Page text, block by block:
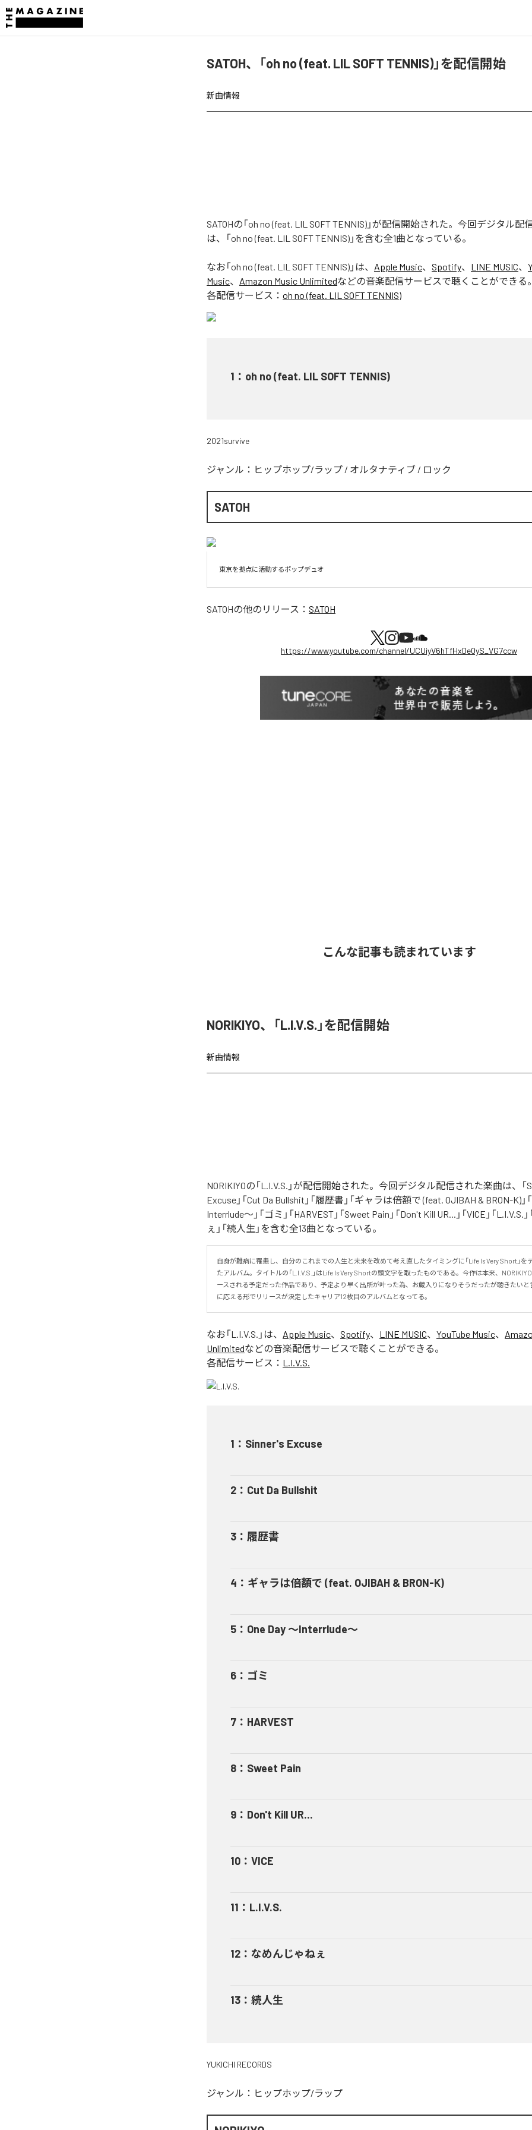
SATOH、「oh no (feat. LIL SOFT TENNIS)」を配信開始
新曲情報
SATOHの「oh no (feat. LIL SOFT TENNIS)」が配信開始された。今回デジタル配
は、「oh no (feat. LIL SOFT TENNIS)」を含む全1曲となっている。
なお「oh no (feat. LIL SOFT TENNIS) 」は、 Apple Music、 Spotify、 LINE MUSIC、
Music、 Amazon Music Unlimitedなどの音楽配信サービスで聴くことができる。
各配信サービス： oh no (feat. LIL SOFT TENNIS)
1 ： oh no (feat. LIL SOFT TENNIS)
2021survive
ジャンル： ヒップホップ/ラップ / オルタナティブ / ロック
SATOH
東京を拠点に活動するポップデュオ
SATOHの他のリリース： SATOH
https://www.youtube.com/channel/UCUiyV6hTfHxDe0yS_VG7ccw
こんな記事も読まれています
NORIKIYO、「L.I.V.S.」を配信開始
新曲情報
NORIKIYOの「L.I.V.S.」が配信開始された。今回デジタル配信された楽曲は、「
Excuse」「Cut Da Bullshit」「履歴書」「ギャラは倍額で (feat. OJIBAH & BRON-K)」
Interrlude～」「ゴミ」「HARVEST」「Sweet Pain」「Don't Kill UR...」「VICE」「L.I.V.S.
ぇ」「続人生」を含む全13曲となっている。
自身が難病に罹患し、自分のこれまでの人生と未来を改めて考え直したタイミングに「Life Is Very Short」を
たアルバム。タイトルの「L.I.V.S.」はLife Is Very Shortの頭文字を取ったものである。今作は本来、
ースされる予定だった作品であり、予定より早く出所が叶った為、お蔵入りになりそうだったが聴きたいと
に応える形でリリースが決定したキャリア12枚目のアルバムとなってる。
なお「L.I.V.S. 」は、 Apple Music、 Spotify、 LINE MUSIC、 YouTube Music、
Unlimitedなどの音楽配信サービスで聴くことができる。
各配信サービス： L.I.V.S.
1 ： Sinner's Excuse
2 ： Cut Da Bullshit
3 ： 履歴書
4 ： ギャラは倍額で (feat. OJIBAH & BRON-K)
5 ： One Day ～Interrlude～
6 ： ゴミ
7 ： HARVEST
8 ： Sweet Pain
9 ： Don't Kill UR...
10 ： VICE
11 ： L.I.V.S.
12 ： なめんじゃねぇ
13 ： 続人生
YUKICHI RECORDS
ジャンル： ヒップホップ/ラップ